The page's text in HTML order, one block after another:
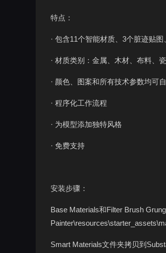
特点：
· 包含11个智能材质、3个脏迹贴
· 材质类别：金属、木材、布料、
· 颜色、图案和所有技术参数均可
· 程序化工作流程
· 为模型添加独特风格
· 免费支持
安装步骤：
Base Materials和Filter Brush
Smart Materials文件夹拷贝到